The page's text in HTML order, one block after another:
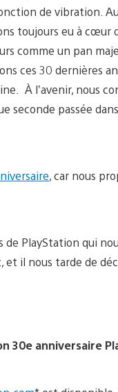
de vibration.
toujours eu à cœur
comme un pan
ces 30 dernières
À l’avenir, nous
seconde passée
, car nous
PlayStation qui
il nous tarde de
30e anniversaire